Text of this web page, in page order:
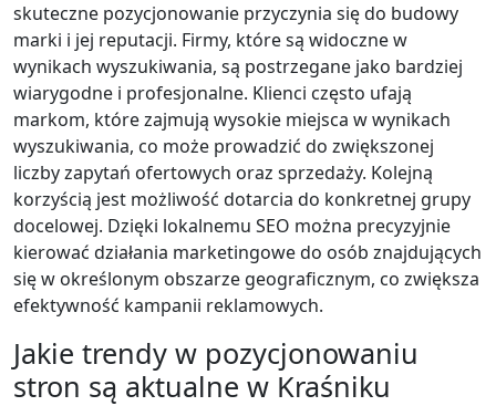
skuteczne pozycjonowanie przyczynia się do budowy
marki i jej reputacji. Firmy, które są widoczne w
wynikach wyszukiwania, są postrzegane jako bardziej
wiarygodne i profesjonalne. Klienci często ufają
markom, które zajmują wysokie miejsca w wynikach
wyszukiwania, co może prowadzić do zwiększonej
liczby zapytań ofertowych oraz sprzedaży. Kolejną
korzyścią jest możliwość dotarcia do konkretnej grupy
docelowej. Dzięki lokalnemu SEO można precyzyjnie
kierować działania marketingowe do osób znajdujących
się w określonym obszarze geograficznym, co zwiększa
efektywność kampanii reklamowych.
Jakie trendy w pozycjonowaniu
stron są aktualne w Kraśniku